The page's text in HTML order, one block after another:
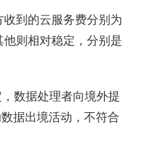
到的云服务费分别为
则相对稳定，分别是
数据处理者向境外提
据出境活动，不符合